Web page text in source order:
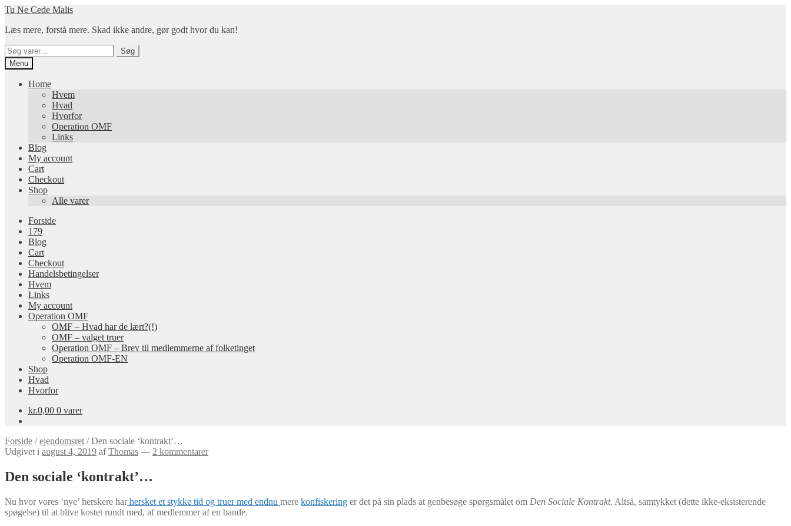
Spring
navigation
Spring
indhold
Tu Ne Cede Malis
Læs mere, forstå mere. Skad ikke andre, gør godt hvor du kan!
Søg
efter:
Søg
Menu
Home
Hvem
Hvad
Hvorfor
Operation OMF
Links
Blog
My account
Cart
Checkout
Shop
Alle varer
Forside
179
Blog
Cart
Checkout
Handelsbetingelser
Hvem
Links
My account
Operation OMF
OMF – Hvad har de lært?(!)
OMF – valget truer
Operation OMF – Brev til medlemmerne af folketinget
Operation OMF-EN
Shop
Hvad
Hvorfor
kr.0,00 0 varer
Forside /ejendomsret /Den sociale ‘kontrakt’…
Udgivet i august 4, 2019 afThomas — 2 kommentarer
Den sociale ‘kontrakt’…
Nu hvor vores ‘nye’ herskere harhersket et stykke tid og truer med endnu mere konfiskering er det på sin plads at genbesøge spørgsmålet om Den Sociale Kontrakt. Altså, samtykket (dette ikke-eksisterende
spøgelse) til at blive kostet rundt med, af medlemmer af en bande.